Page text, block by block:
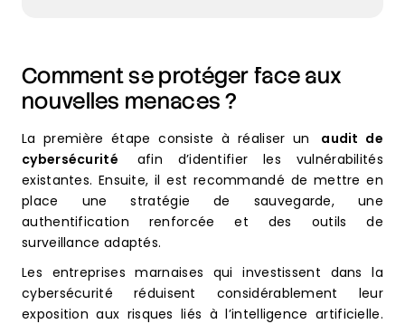
Comment se protéger face aux
nouvelles menaces ?
La première étape consiste à réaliser un
audit de
cybersécurité
afin d’identifier les vulnérabilités
existantes. Ensuite, il est recommandé de mettre en
place une stratégie de sauvegarde, une
authentification renforcée et des outils de
surveillance adaptés.
Les entreprises marnaises qui investissent dans la
cybersécurité réduisent considérablement leur
exposition aux risques liés à l’intelligence artificielle.